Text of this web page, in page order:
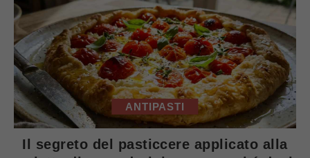
ANTIPASTI
Il segreto del pasticcere applicato alla